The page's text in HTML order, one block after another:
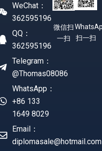
WeChat：
362595196
QQ：
362595196
Telegram：
@Thomas08086
WhatsApp：
+86 133
1649 8029
Email：
diplomasale@hotmail.com
微信扫
一扫
扫一扫